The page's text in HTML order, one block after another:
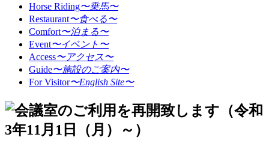
Horse Riding〜乗馬〜
Restaurant〜食べる〜
Comfort〜泊まる〜
Event〜イベント〜
Access〜アクセス〜
Guide〜施設のご案内〜
For Visitor〜English Site〜